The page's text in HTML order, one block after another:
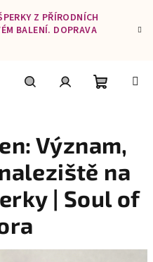
Z PŘÍRODNÍCH
BALENÍ. DOPRAVA
košík
Význam,
na
| Soul of